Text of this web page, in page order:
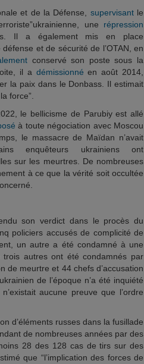
et de la Défense, supervisantle
une répression
Il a également mis en place
et de sécurité de l’OTAN, en
conservé son poste sous la
il a démissionné en août 2014,
la paix dans le Donbass. Il estimait
force”.
le bellicisme de Parubiy est allé
à toute négociation avec Moscou
le massacre de Maïdan n’avait
enquêteurs ukrainiens ont
sur les meurtres. De nombreuses
à ce que la vérité soit occultée
son verdict dans le procès du
policiers accusés de complicité de
un autre a été condamné à une
autres ont été condamnés par
de meurtre et 44 chefs d’accusation
de l’époque n’a été inquiété
aucune preuve que l’ordre
d’éléments russes dans la fusillade
de nombreuses années par des
28 des 128 cas de tirs sur des
que “l’implication des forces de